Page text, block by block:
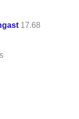
17.68